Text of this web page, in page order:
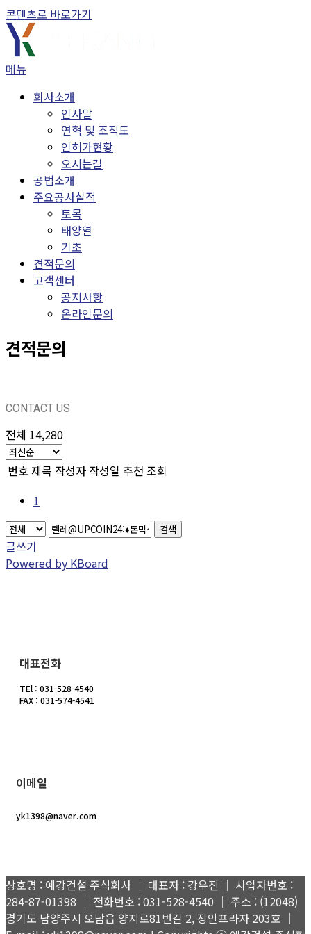
콘텐츠로 바로가기
메뉴
회사소개
인사말
연혁 및 조직도
인허가현황
오시는길
공법소개
주요공사실적
토목
태양열
기초
견적문의
고객센터
공지사항
온라인문의
견적문의
CONTACT US
전체 14,280
번호 제목 작성자 작성일 추천 조회
1
검색
글쓰기
Powered by KBoard
대표전화
TEl : 031-528-4540
FAX : 031-574-4541
이메일
yk1398@naver.com
상호명 : 예강건설 주식회사 │ 대표자 : 강우진 │ 사업자번호 :
284-87-01398 │ 전화번호 : 031-528-4540 │ 주소 : (12048)
경기도 남양주시 오남읍 양지로81번길 2, 장안프라자 203호 │